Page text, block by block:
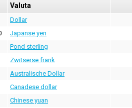
Valuta
Dollar
Japanse yen
Pond sterling
Zwitserse frank
Australische Dollar
Canadese dollar
Chinese yuan